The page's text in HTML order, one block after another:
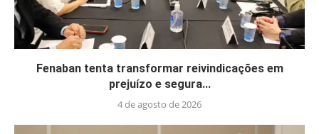
Fenaban tenta transformar reivindicações em
prejuízo e segura...
4 de agosto de 2026